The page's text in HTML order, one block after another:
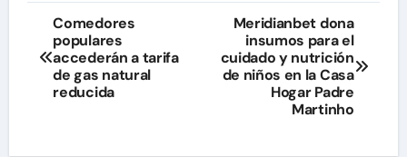
Navegación
de
entradas
Comedores
populares
accederán a tarifa
de gas natural
reducida
Meridianbet dona
insumos para el
cuidado y nutrición
de niños en la Casa
Hogar Padre
Martinho